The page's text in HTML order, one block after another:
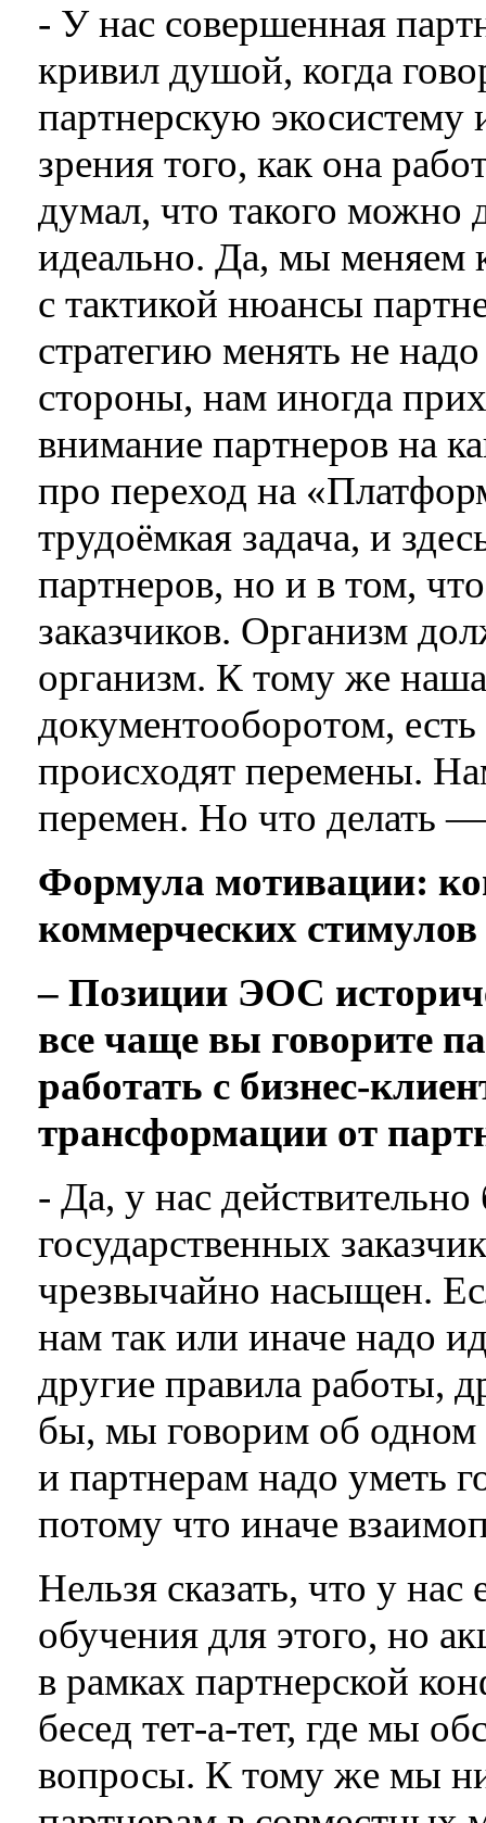
- У нас совершенная
кривил душой, когда
партнерскую
зрения того, как она
думал, что такого можно
идеально. Да, мы меняем
с тактикой нюансы
стратегию менять не
стороны, нам иногда
внимание партнеров на
про переход на
трудоёмкая задача, и
партнеров, но и в том,
заказчиков. Организм
организм. К тому же
документооборотом,
происходят перемены.
перемен. Но что делать —
Формула мотивации:
коммерческих стимулов
– Позиции ЭОС
все чаще вы говорите
работать с бизнес-
трансформации от
- Да, у нас
государственных
чрезвычайно насыщен.
нам так или иначе надо
другие правила работы,
бы, мы говорим об
и партнерам надо уметь
потому что иначе
Нельзя сказать, что у
обучения для этого, но
в рамках партнерской
бесед тет-а-тет, где мы
вопросы. К тому же мы